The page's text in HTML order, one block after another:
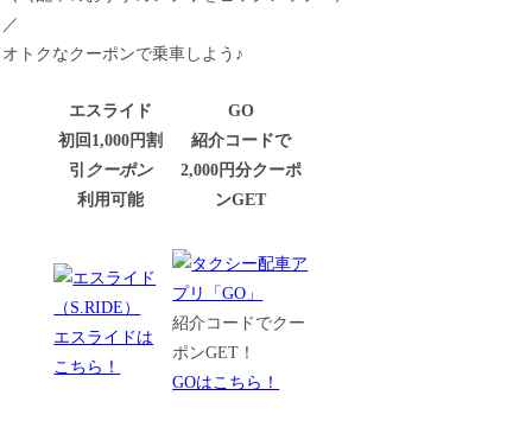
／
オトクなクーポンで乗車しよう♪
エスライド
初回1,000円割
引 クーポン
利用可能
GO
紹介コードで
2,000円分クーポ
ンGET
エスライドは
こちら！
紹介コードでクー
ポンGET！
GOはこちら！